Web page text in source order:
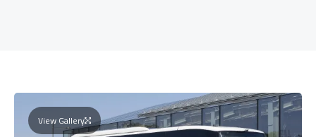
View Gallery